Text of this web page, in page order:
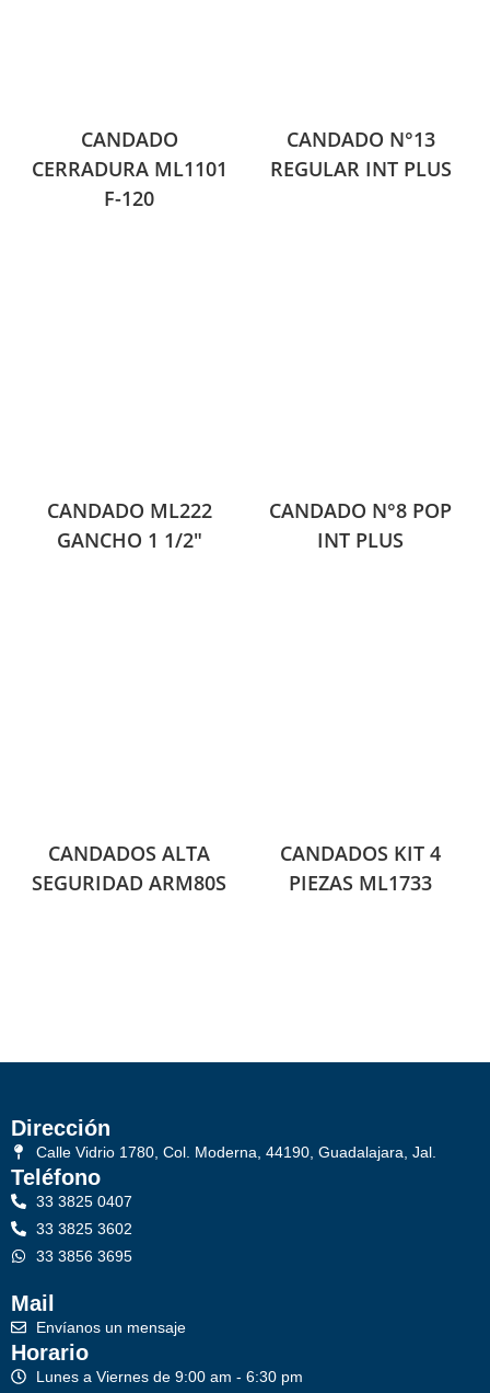
CANDADO
CERRADURA ML1101
F-120
CANDADO N°13
REGULAR INT PLUS
CANDADO ML222
GANCHO 1 1/2″
CANDADO N°8 POP
INT PLUS
CANDADOS ALTA
SEGURIDAD ARM80S
CANDADOS KIT 4
PIEZAS ML1733
Dirección
Calle Vidrio 1780, Col. Moderna, 44190, Guadalajara, Jal.
Teléfono
33 3825 0407
33 3825 3602
33 3856 3695
Mail
Envíanos un mensaje
Horario
Lunes a Viernes de 9:00 am - 6:30 pm